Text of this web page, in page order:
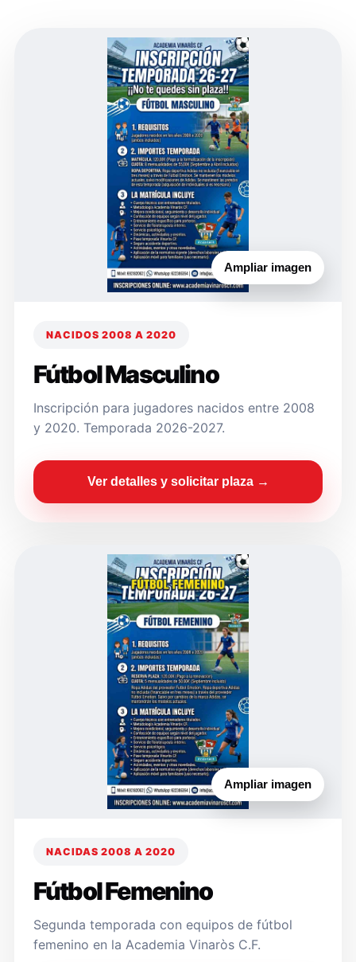
Ampliar imagen
NACIDOS 2008 A 2020
Fútbol Masculino
Inscripción para jugadores nacidos entre 2008
y 2020. Temporada 2026-2027.
Ver detalles y solicitar plaza →
Ampliar imagen
NACIDAS 2008 A 2020
Fútbol Femenino
Segunda temporada con equipos de fútbol
femenino en la Academia Vinaròs C.F.